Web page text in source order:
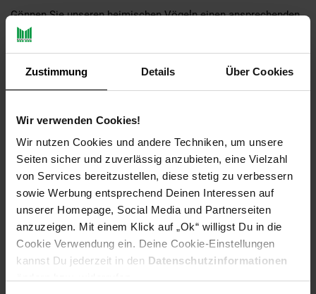
Zustimmung Details Über Cookies
Wir verwenden Cookies!
Wir nutzen Cookies und andere Techniken, um unsere
Seiten sicher und zuverlässig anzubieten, eine Vielzahl
von Services bereitzustellen, diese stetig zu verbessern
sowie Werbung entsprechend Deinen Interessen auf
unserer Homepage, Social Media und Partnerseiten
anzuzeigen. Mit einem Klick auf „Ok“ willigst Du in die
Cookie Verwendung ein. Deine Cookie-Einstellungen
kannst Du jederzeit in den Datenschutzinformationen
Gönnen Sie unseren heimischen Vögeln einen ansprechenden
Rückzugsort mit dem Dobar Eiche Nistkasten im Camouflage-
Design.
Das stabile Kiefernholz sorgt für eine lange Lebensdauer des
Nistkasten. Durch die variablen Einflug-Lochgrößen können
Kino im heimischen Garten geboten.
Dobar Eiche Nistkasten Camouflage-Design
Beobachtungs-Nistkasten für heimische Wildvögel mit
variablen Öffnungslöchern
Camouflage-Design mit Eichenblatt-Eichel-Motiv - fügt
sich passend in die natürliche Umgebung in Ihrem Garten
ein
Aus stabilem Kiefernholz hergestellt - inkl.